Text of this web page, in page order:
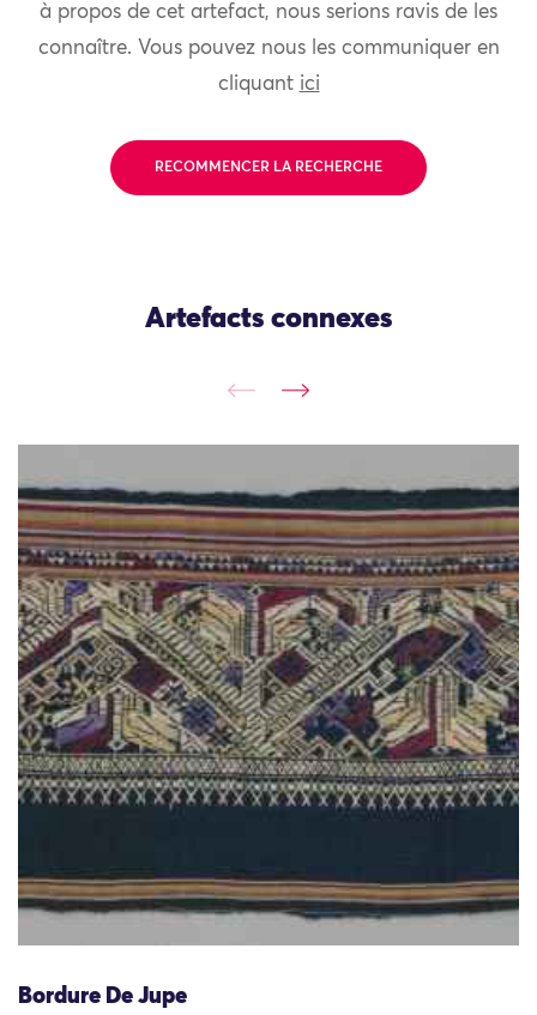
à propos de cet artefact, nous serions ravis de les
connaître. Vous pouvez nous les communiquer en
cliquant ici
RECOMMENCER LA RECHERCHE
Artefacts connexes
Bordure De Jupe